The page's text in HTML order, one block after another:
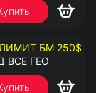
ЛИМИТ БМ 250$
ВСЕ ГЕО